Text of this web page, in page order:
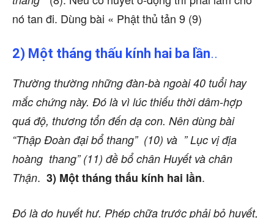
nó tan đi. Dùng bài « Phật thủ tản 9 (9)
2) Một tháng thấu kính hai ba lần..
Thường thường những đàn-bà ngoài 40 tuổi hay
mắc chứng này. Đó là vì lúc thiếu thời dâm-hợp
quá độ, thương tổn đến dạ con. Nên dùng bài
“Thập Đoàn đại bổ thang” (10) và ” Lục vị địa
hoàng thang” (11) đề bổ chân Huyết và chân
Thận. 3) Một tháng thấu kính hai lần.
Đó là do huyết hư. Phép chữa trước phải bỏ huyết,